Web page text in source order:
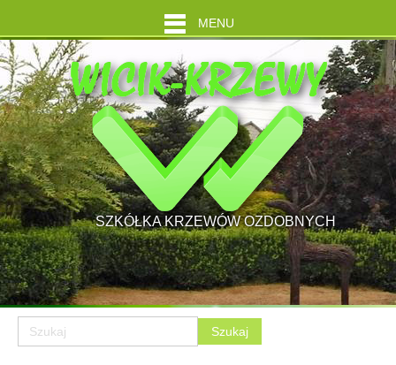
MENU
SZKÓŁKA KRZEWÓW OZDOBNYCH